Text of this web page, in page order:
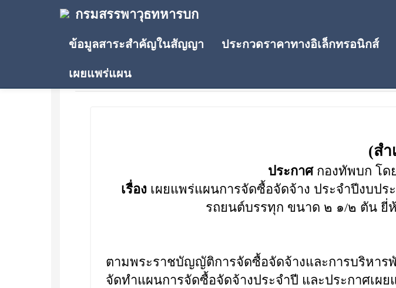
กรมสรรพาวุธทหารบก
ข้อมูลสาระสำคัญในสัญญา ประกวดราคาทางอิเล็กทรอนิกส์
เผยแพร่แผน
ประกาศเผยแพร่แผน
(สำ
ประกาศกองทัพบก โด
เรื่อง เผยแพร่แผนการจัดซื้อจัดจ้าง ประจำปีงบปร
รถยนต์บรรทุก ขนาด ๒ ๑/๒ ตัน ยี่
ตามพระราชบัญญัติการจัดซื้อจัดจ้างและการบริหา
จัดทำแผนการจัดซื้อจัดจ้างประจำปี และประกาศเผ